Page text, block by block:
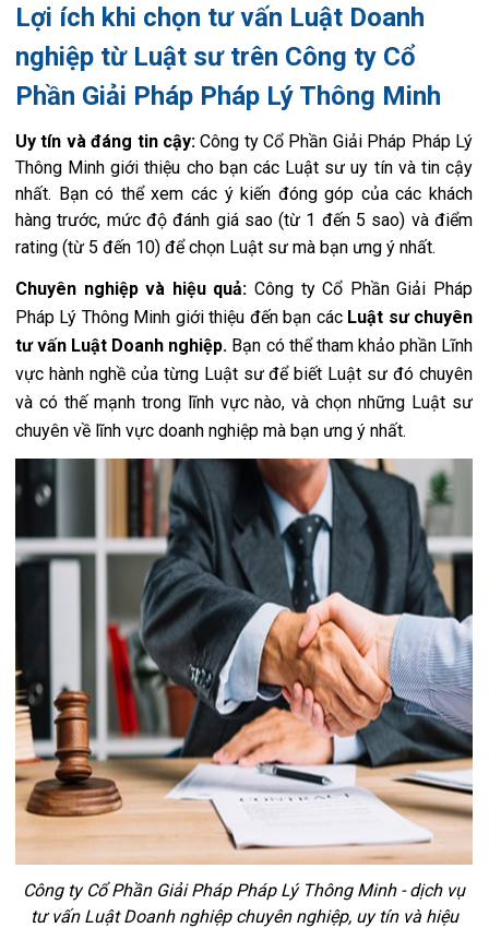
Lợi ích khi chọn tư vấn Luật Doanh
nghiệp từ Luật sư trên Công ty Cổ
Phần Giải Pháp Pháp Lý Thông Minh
Uy tín và đáng tin cậy:Công ty Cổ Phần Giải Pháp Pháp Lý
Thông Minh giới thiệu cho bạn các Luật sư uy tín và tin cậy
nhất. Bạn có thể xem các ý kiến đóng góp của các khách
hàng trước, mức độ đánh giá sao (từ 1 đến 5 sao) và điểm
rating (từ 5 đến 10) để chọn Luật sư mà bạn ưng ý nhất.
Chuyên nghiệp và hiệu quả: Công ty Cổ Phần Giải Pháp
Pháp Lý Thông Minh giới thiệu đến bạn các Luật sư chuyên
tư vấn Luật Doanh nghiệp. Bạn có thể tham khảo phần Lĩnh
vực hành nghề của từng Luật sư để biết Luật sư đó chuyên
và có thế mạnh trong lĩnh vực nào, và chọn những Luật sư
chuyên về lĩnh vực doanh nghiệp mà bạn ưng ý nhất.
Công ty Cổ Phần Giải Pháp Pháp Lý Thông Minh - dịch vụ
tư vấn Luật Doanh nghiệp chuyên nghiệp, uy tín và hiệu